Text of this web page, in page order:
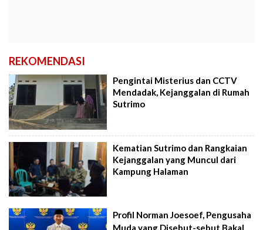
REKOMENDASI
Pengintai Misterius dan CCTV
Mendadak, Kejanggalan di Rumah
Sutrimo
Kematian Sutrimo dan Rangkaian
Kejanggalan yang Muncul dari
Kampung Halaman
Profil Norman Joesoef, Pengusaha
Muda yang Disebut-sebut Bakal